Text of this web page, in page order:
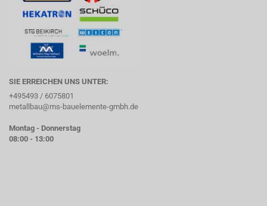
SIE ERREICHEN UNS UNTER:
+495493 / 6075801
metallbau@ms-bauelemente-gmbh.de
Montag - Donnerstag
08:00 - 13:00